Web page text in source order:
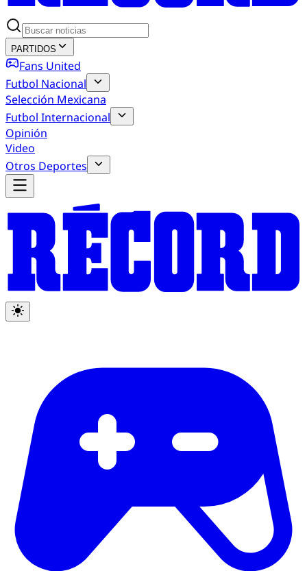
PARTIDOS
Fans United
Futbol Nacional
Selección Mexicana
Futbol Internacional
Opinión
Video
Otros Deportes